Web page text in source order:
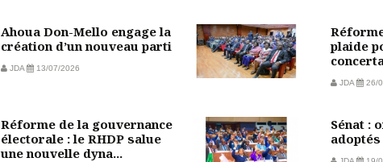
Ahoua Don-Mello engage la
création d’un nouveau parti
JDA 13/07/2026
plaide
JDA 26/
Réforme de la gouvernance
électorale : le RHDP salue
une nouvelle dyna...
Sénat :
adoptés